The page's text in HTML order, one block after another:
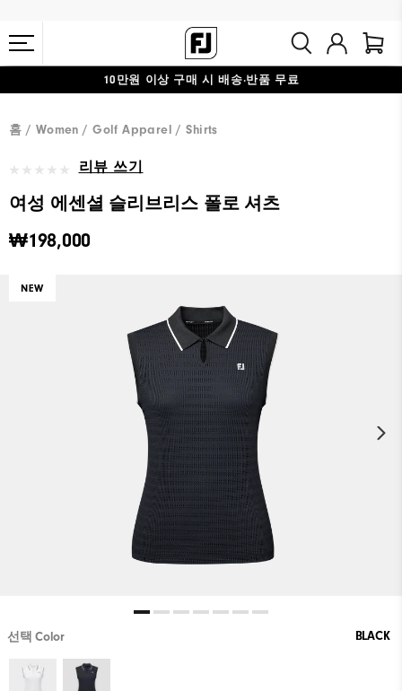
10만원 이상 구매 시 배송·반품 무료
홈 Women Golf Apparel Shirts
리뷰 쓰기
여성 에센셜 슬리브리스 폴로 셔츠
₩198,000
NEW
선택 Color BLACK